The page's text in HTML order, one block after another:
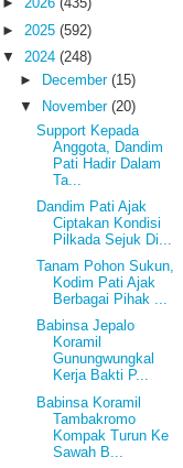
► 2025 (592)
▼ 2024 (248)
►
December (15)
▼
November (20)
Support Kepada
Anggota, Dandim
Pati Hadir Dalam
Ta...
Dandim Pati Ajak
Ciptakan Kondisi
Pilkada Sejuk Di...
Tanam Pohon Sukun,
Kodim Pati Ajak
Berbagai Pihak ...
Babinsa Jepalo
Koramil
Gunungwungkal
Kerja Bakti P...
Babinsa Koramil
Tambakromo
Kompak Turun Ke
Sawah B...